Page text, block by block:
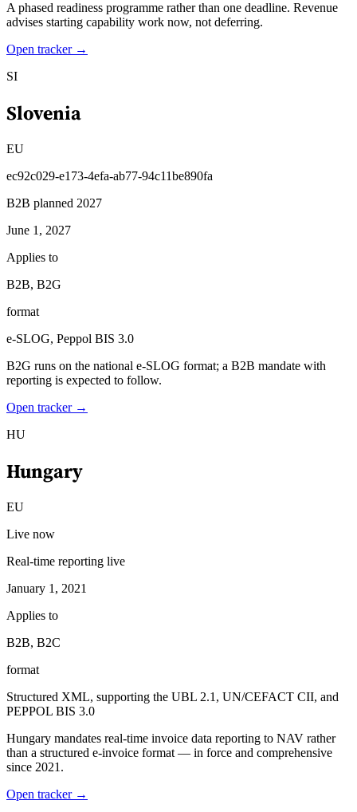
A phased readiness programme rather than one deadline. Revenue
advises starting capability work now, not deferring.
Open tracker →
SI
Slovenia
EU
ec92c029-e173-4efa-ab77-94c11be890fa
B2B planned 2027
June 1, 2027
Applies to
B2B, B2G
format
e-SLOG, Peppol BIS 3.0
B2G runs on the national e-SLOG format; a B2B mandate with
reporting is expected to follow.
Open tracker →
HU
Hungary
EU
Live now
Real-time reporting live
January 1, 2021
Applies to
B2B, B2C
format
Structured XML, supporting the UBL 2.1, UN/CEFACT CII, and
PEPPOL BIS 3.0
Hungary mandates real-time invoice data reporting to NAV rather
than a structured e-invoice format — in force and comprehensive
since 2021.
Open tracker →